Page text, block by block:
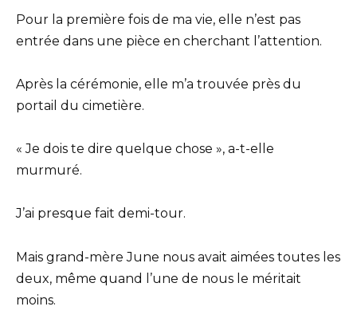
Pour la première fois de ma vie, elle n’est pas
entrée dans une pièce en cherchant l’attention.
Après la cérémonie, elle m’a trouvée près du
portail du cimetière.
« Je dois te dire quelque chose », a-t-elle
murmuré.
J’ai presque fait demi-tour.
Mais grand-mère June nous avait aimées toutes les
deux, même quand l’une de nous le méritait
moins.